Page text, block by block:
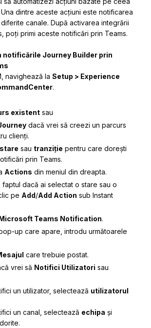
dintre aceste acțiuni este notificarea
canale. După activarea integrării
poți primi aceste notificări prin Teams.
notificările Journey Builder prin
navighează la Setup > Experience
.
existent sau
dacă vrei să creezi un parcurs
clienți.
stare sau tranziție pentru care dorești
prin Teams.
Actions din meniul din dreapta.
dacă ai selectat o stare sau o
pe Add/Add Action sub Instant
Teams Notification.
up care apare, introdu următoarele
care trebuie postat.
vrei să Notifici Utilizatori sau
un utilizator, selectează utilizatorul
un canal, selectează echipa și
dorite.